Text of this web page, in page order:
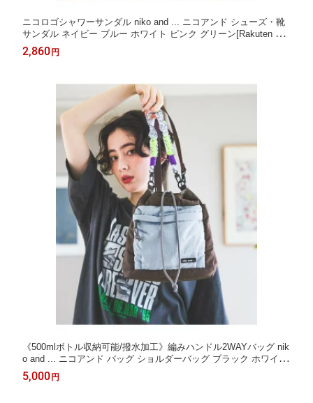
ニコロゴシャワーサンダル niko and ... ニコアンド シューズ・靴
サンダル ネイビー ブルー ホワイト ピンク グリーン[Rakuten Fas
hion]
2,860 円
《500mlボトル収納可能/撥水加工》編みハンドル2WAYバッグ nik
o and ... ニコアンド バッグ ショルダーバッグ ブラック ホワイト
イエロー【送料無料】[Rakuten Fashion]
5,000 円